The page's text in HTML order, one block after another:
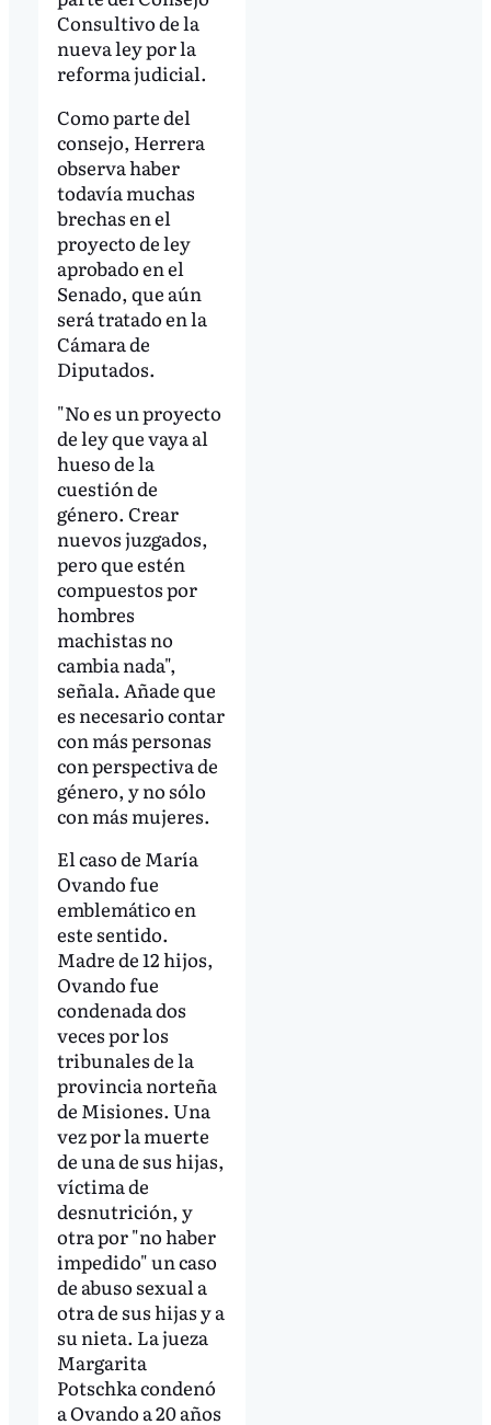
Consultivo de la
nueva ley por la
reforma judicial.
Como parte del
consejo, Herrera
observa haber
todavía muchas
brechas en el
proyecto de ley
aprobado en el
Senado, que aún
será tratado en la
Cámara de
Diputados.
"No es un proyecto
de ley que vaya al
hueso de la
cuestión de
género. Crear
nuevos juzgados,
pero que estén
compuestos por
hombres
machistas no
cambia nada",
señala. Añade que
es necesario contar
con más personas
con perspectiva de
género, y no sólo
con más mujeres.
El caso de María
Ovando fue
emblemático en
este sentido.
Madre de 12 hijos,
Ovando fue
condenada dos
veces por los
tribunales de la
provincia norteña
de Misiones. Una
vez por la muerte
de una de sus hijas,
víctima de
desnutrición, y
otra por "no haber
impedido" un caso
de abuso sexual a
otra de sus hijas y a
su nieta. La jueza
Margarita
Potschka condenó
a Ovando a 20 años